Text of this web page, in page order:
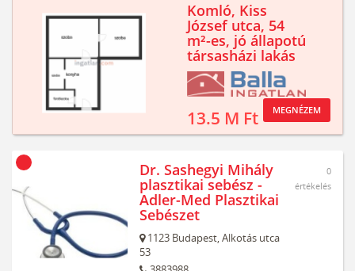
Komló, Kiss
József utca, 54
m²-es, jó állapotú
társasházi lakás
13.5 M Ft MEGNÉZEM
Dr. Sashegyi Mihály
plasztikai sebész -
Adler-Med Plasztikai
Sebészet
1123 Budapest,Alkotás utca
53
0
értékelés